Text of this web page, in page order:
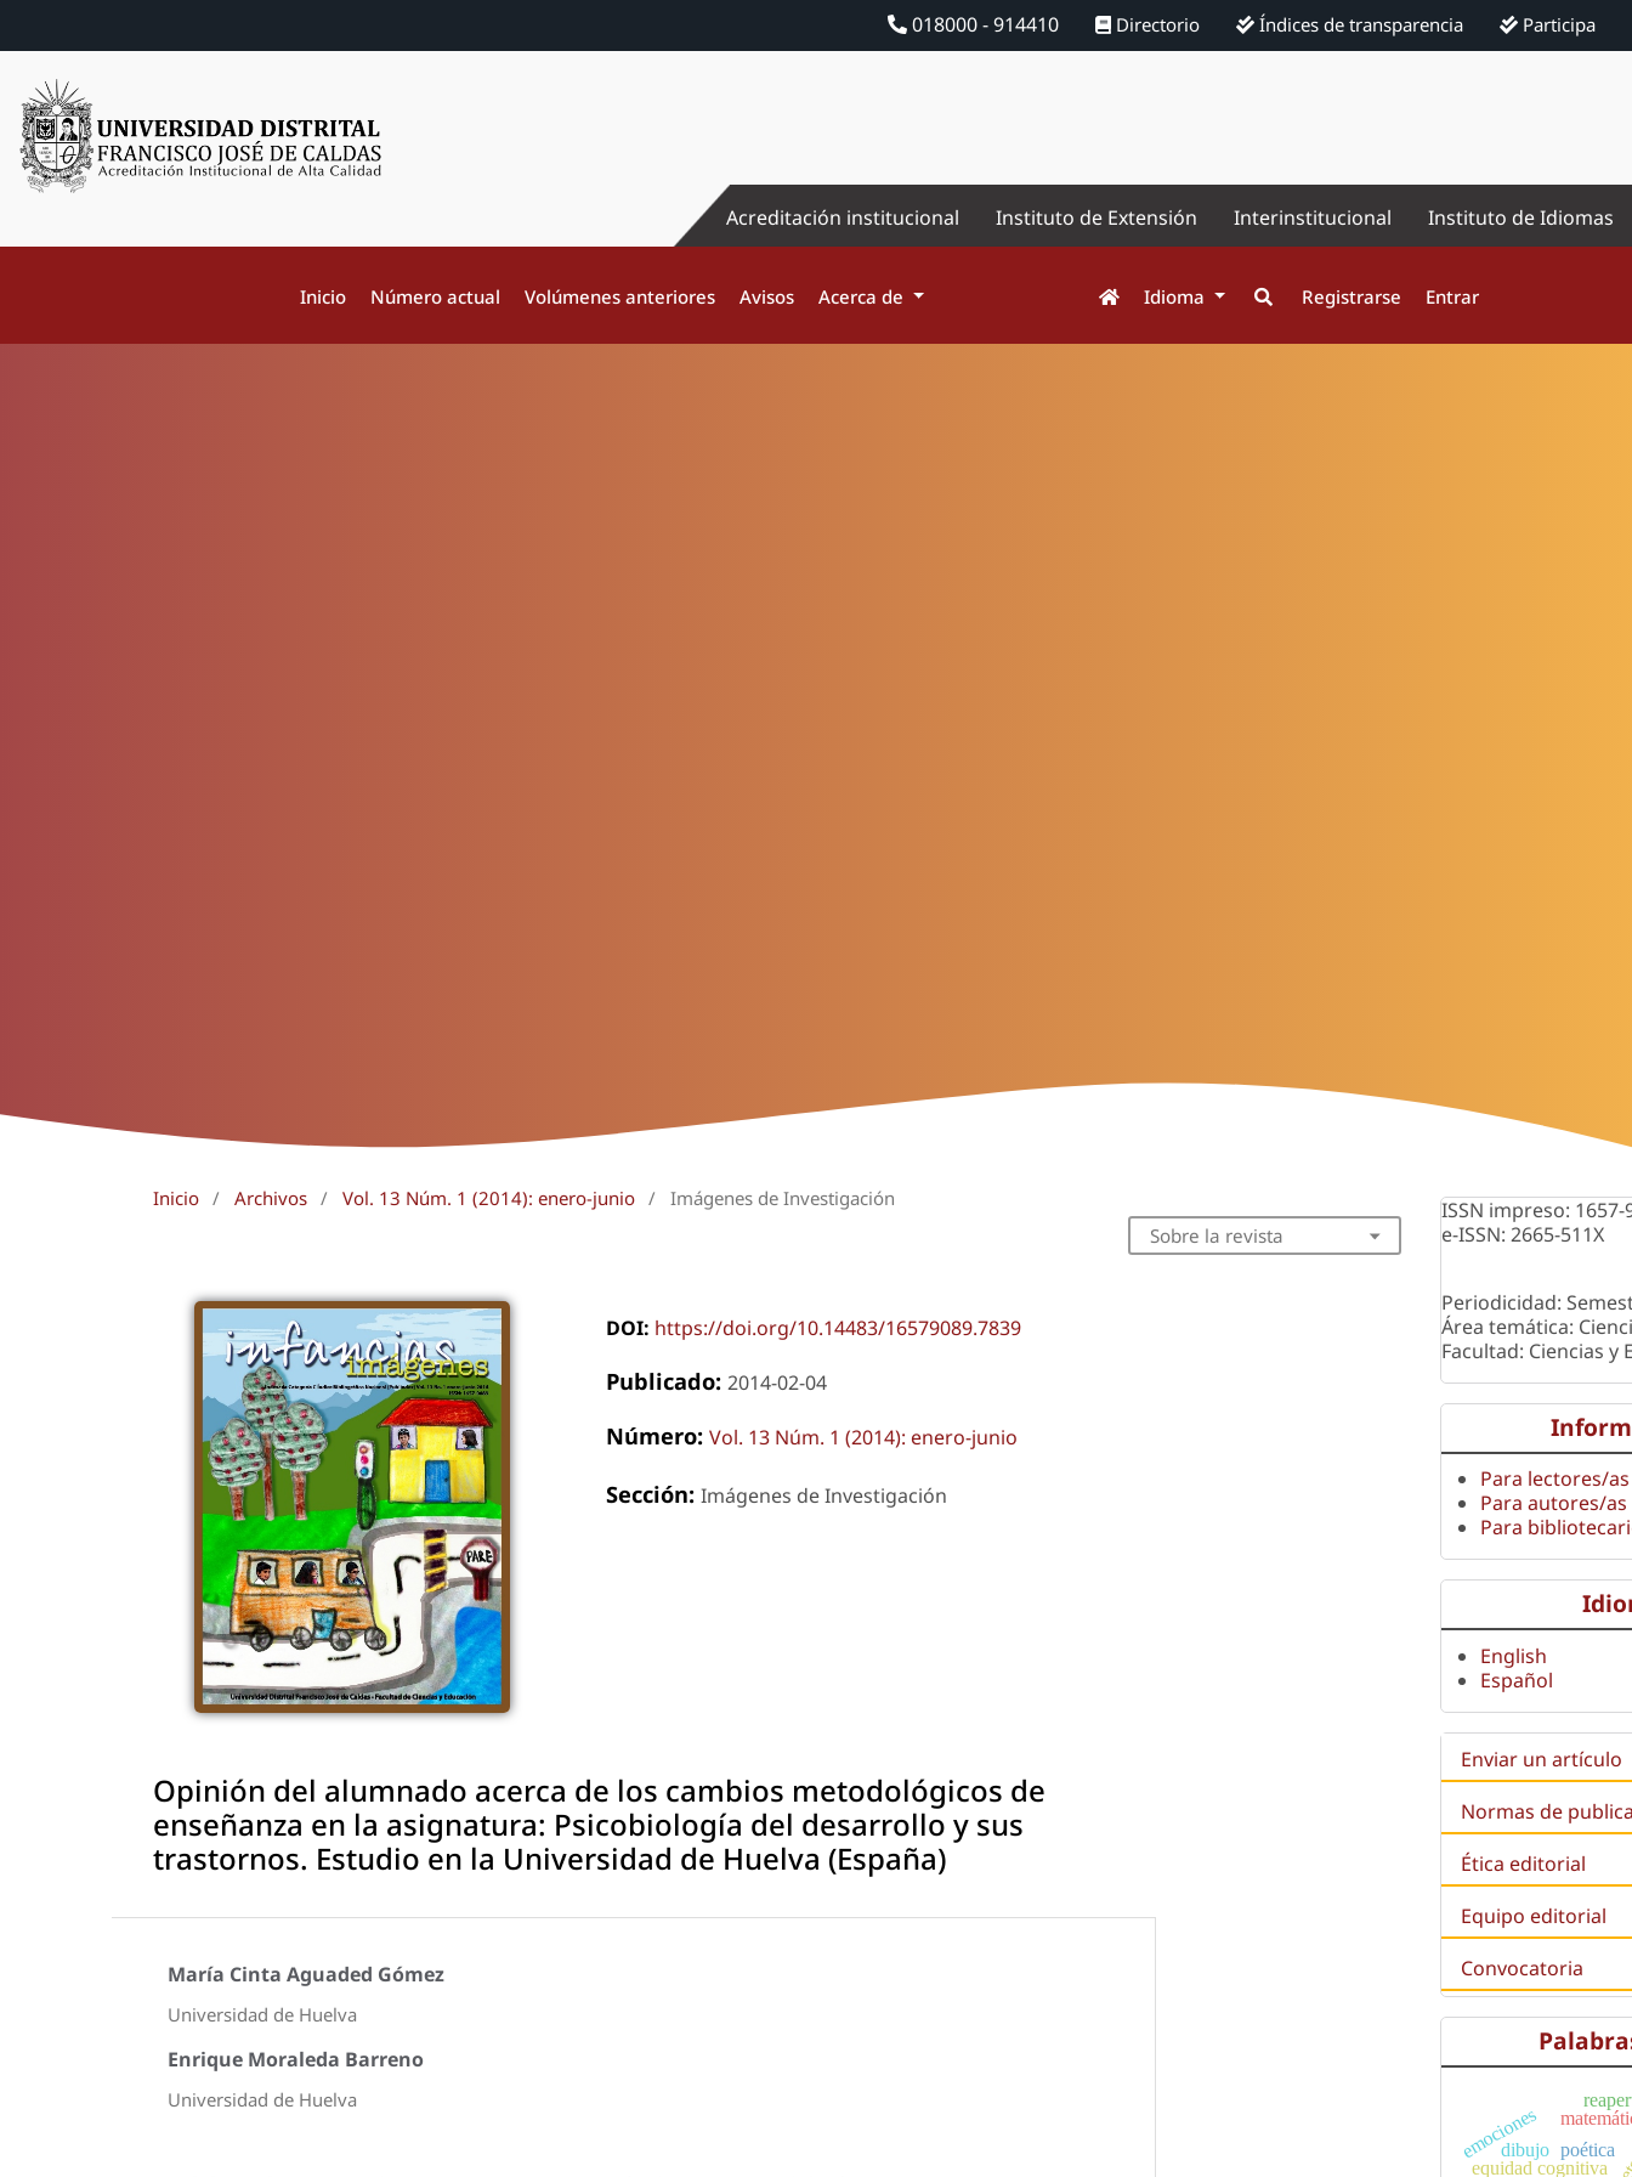
018000 - 914410 Directorio Índices de transparencia Participa
Acreditación institucional Instituto de Extensión Interinstitucional Instituto de Idiomas
Inicio Número actual Volúmenes anteriores Avisos Acerca de Idioma Registrarse Entrar
Inicio / Archivos / Vol. 13 Núm. 1 (2014): enero-junio / Imágenes de Investigación
DOI: https://doi.org/10.14483/16579089.7839
Publicado: 2014-02-04
Número: Vol. 13 Núm. 1 (2014): enero-junio
Sección: Imágenes de Investigación
Opinión del alumnado acerca de los cambios metodológicos de
enseñanza en la asignatura: Psicobiología del desarrollo y sus
trastornos. Estudio en la Universidad de Huelva (España)
María Cinta Aguaded Gómez
Universidad de Huelva
Enrique Moraleda Barreno
Universidad de Huelva
Sobre la revista
ISSN impreso: 1657-
e-ISSN: 2665-511X
Periodicidad:
Área temática:
Facultad: Ciencias y
Para lectores/as
Para autores/as
Para
English
Español
Enviar un artículo
Normas de
Ética editorial
Equipo editorial
Convocatoria
poética
equidad cognitiva
emociones
dibujo